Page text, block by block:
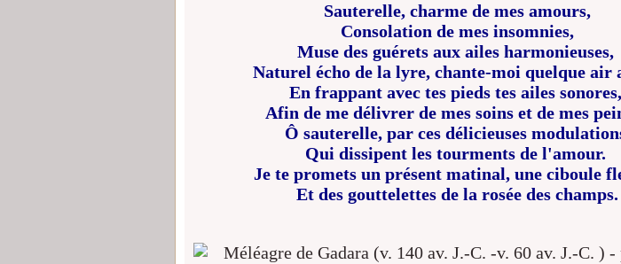
Sauterelle, charme de mes amours,
Consolation de mes insomnies,
Muse des guérets aux ailes harmonieuses,
Naturel écho de la lyre, chante-moi quelque air
En frappant avec tes pieds tes ailes sonores,
Afin de me délivrer de mes soins et de mes
Ô sauterelle, par ces délicieuses
Qui dissipent les tourments de l'amour.
Je te promets un présent matinal, une ciboule
Et des gouttelettes de la rosée des champs.